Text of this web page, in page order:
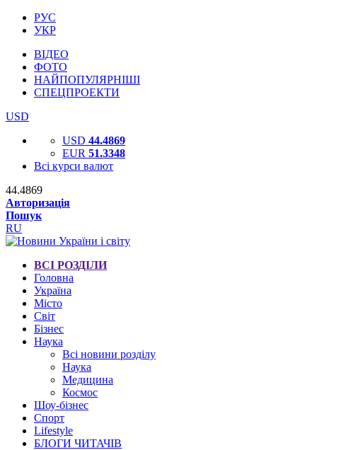
РУС
УКР
ВІДЕО
ФОТО
НАЙПОПУЛЯРНІШІ
СПЕЦПРОЕКТИ
USD
USD 44.4869
EUR 51.3348
Всі курси валют
44.4869
Авторизація
Пошук
RU
ВСІ РОЗДІЛИ
Головна
Україна
Місто
Світ
Бізнес
Наука
Всі новини розділу
Наука
Медицина
Космос
Шоу-бізнес
Спорт
Lifestyle
БЛОГИ ЧИТАЧІВ